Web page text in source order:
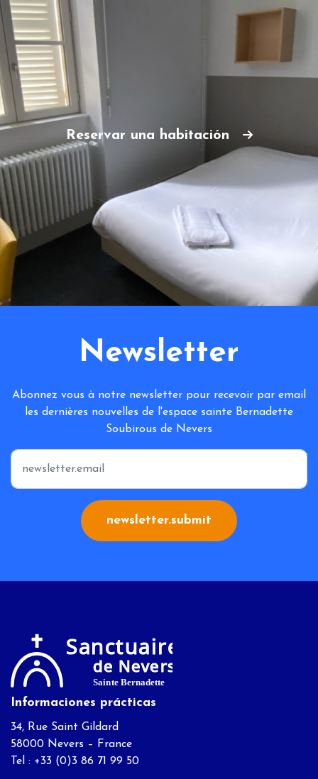
Reservar una habitación
Newsletter
Abonnez vous à notre newsletter pour recevoir par email
les dernières nouvelles de l'espace sainte Bernadette
Soubirous de Nevers
*
newsletter.submit
Informaciones prácticas
34, Rue Saint Gildard
58000 Nevers – France
Tel : +33 (0)3 86 71 99 50